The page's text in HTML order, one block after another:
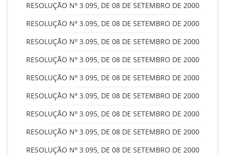
RESOLUÇÃO Nº 3.095, DE 08 DE SETEMBRO DE 2000
RESOLUÇÃO Nº 3.095, DE 08 DE SETEMBRO DE 2000
RESOLUÇÃO Nº 3.095, DE 08 DE SETEMBRO DE 2000
RESOLUÇÃO Nº 3.095, DE 08 DE SETEMBRO DE 2000
RESOLUÇÃO Nº 3.095, DE 08 DE SETEMBRO DE 2000
RESOLUÇÃO Nº 3.095, DE 08 DE SETEMBRO DE 2000
RESOLUÇÃO Nº 3.095, DE 08 DE SETEMBRO DE 2000
RESOLUÇÃO Nº 3.095, DE 08 DE SETEMBRO DE 2000
RESOLUÇÃO Nº 3.095, DE 08 DE SETEMBRO DE 2000